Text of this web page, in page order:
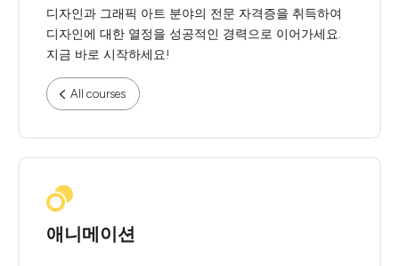
디자인과 그래픽 아트 분야의 전문 자격증을 취득하여
디자인에 대한 열정을 성공적인 경력으로 이어가세요.
지금 바로 시작하세요!
All courses
애니메이션